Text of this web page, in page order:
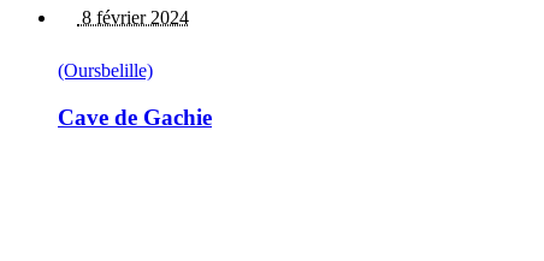
8 février 2024
(Oursbelille)
Cave de Gachie